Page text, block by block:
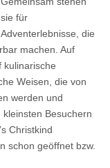
sie für
Adventerlebnisse, die
machen. Auf
kulinarische
Weisen, die von
werden und
Besuchern
Christkind
schon geöffnet bzw.